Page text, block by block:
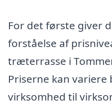
For det første giver
forståelse af
træterrasse i
Priserne kan
virksomhed til